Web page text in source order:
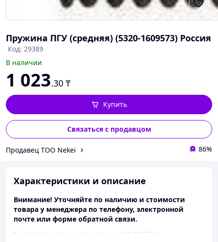
Пружина ПГУ (средняя) (5320-1609573) Россия
Код: 29389
В наличии
1 023.30 ₸
Купить
Связаться с продавцом
Продавец ТОО Nekei 86%
Характеристики и описание
Внимание! Уточняйте по наличию и стоимости
товара у менеджера по телефону, электронной
почте или форме обратной связи.
Быстроразъемное соединение G 1/4' ISO-A